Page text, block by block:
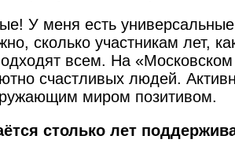
У меня есть
сколько участникам лет,
всем. На
счастливых людей.
миром позитивом.
столько лет